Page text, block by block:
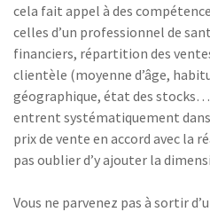
cela fait appel à des
celles d’un professionnel de
financiers, répartition des
clientèle (moyenne d’âge,
géographique, état des
entrent systématiquement
prix de vente en accord avec la
pas oublier d’y ajouter la
Vous ne parvenez pas à sortir